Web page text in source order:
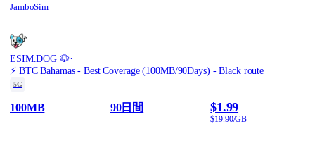
JamboSim
ESIM.DOG 🐶·
⚡️ BTC Bahamas - Best Coverage (100MB/90Days) - Black route
5G
100MB 90日間 $1.99
$19.90/GB